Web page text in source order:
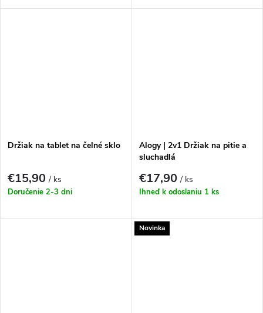
Držiak na tablet na čelné sklo
€15,90/ ks
Doručenie 2-3 dni
Alogy | 2v1 Držiak na pitie a
sluchadlá
€17,90/ ks
Ihneď k odoslaniu 1 ks
Novinka